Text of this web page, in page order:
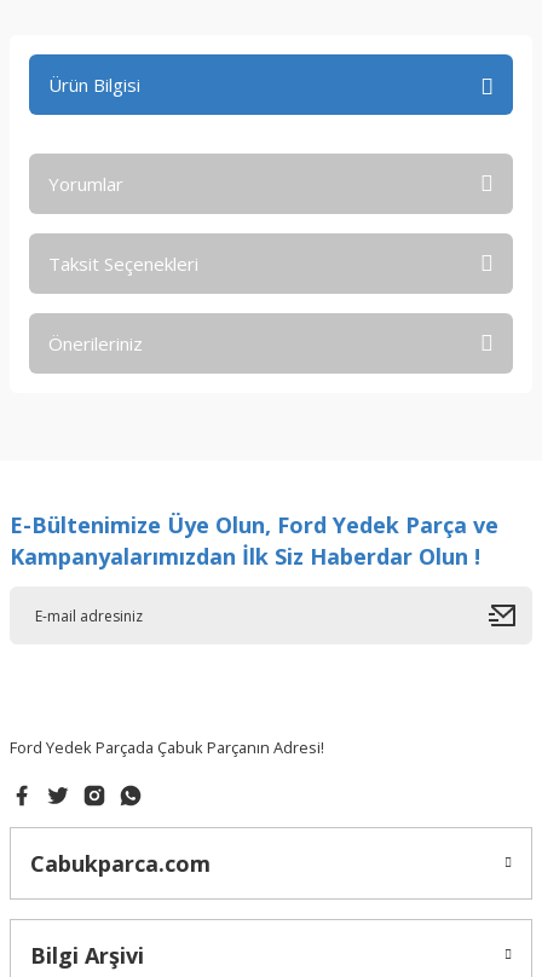
Ürün Bilgisi
Yorumlar
Taksit Seçenekleri
Önerileriniz
Ürün resmi kalitesiz, bozuk veya görüntülenemiyor.
Ürün açıklamasında eksik bilgiler bulunuyor.
Gönder
E-Bültenimize Üye Olun, Ford Yedek Parça ve
Kampanyalarımızdan İlk Siz Haberdar Olun !
Ford Yedek Parçada Çabuk Parçanın Adresi!
Cabukparca.com
Bilgi Arşivi